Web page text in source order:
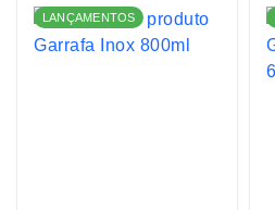
LANÇAMENTOS